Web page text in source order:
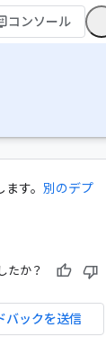
コンソール
す。 別のデプ
たか？
バックを送信